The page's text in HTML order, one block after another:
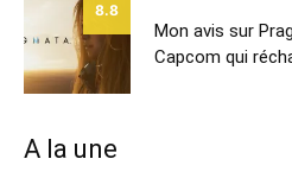
8.8
Mon avis sur
Capcom qui
A la une